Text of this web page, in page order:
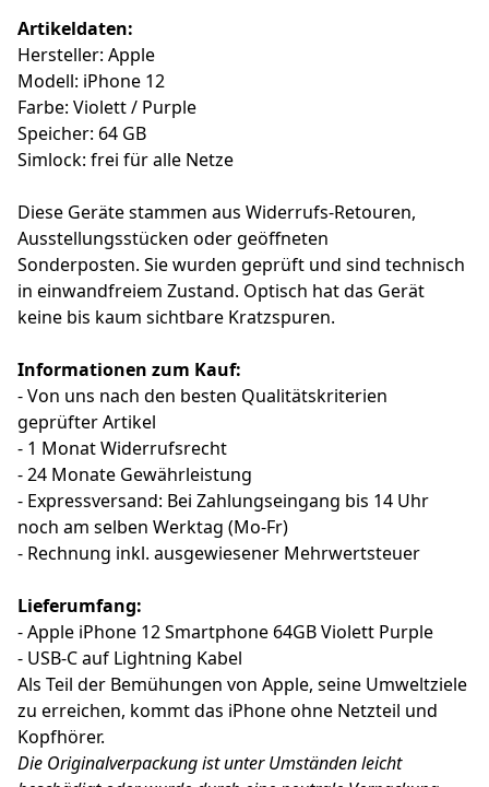
Artikeldaten:
Hersteller: Apple
Modell: iPhone 12
Farbe: Violett / Purple
Speicher: 64 GB
Simlock: frei für alle Netze
Diese Geräte stammen aus Widerrufs-Retouren,
Ausstellungsstücken oder geöffneten
Sonderposten. Sie wurden geprüft und sind technisch
in einwandfreiem Zustand. Optisch hat das Gerät
keine bis kaum sichtbare Kratzspuren.
Informationen zum Kauf:
- Von uns nach den besten Qualitätskriterien
geprüfter Artikel
- 1 Monat Widerrufsrecht
- 24 Monate Gewährleistung
- Expressversand: Bei Zahlungseingang bis 14 Uhr
noch am selben Werktag (Mo-Fr)
- Rechnung inkl. ausgewiesener Mehrwertsteuer
Lieferumfang:
- Apple iPhone 12 Smartphone 64GB Violett Purple
- USB-C auf Lightning Kabel
Als Teil der Bemühungen von Apple, seine Umweltziele
zu erreichen, kommt das iPhone ohne Netzteil und
Kopfhörer.
Die Originalverpackung ist unter Umständen leicht